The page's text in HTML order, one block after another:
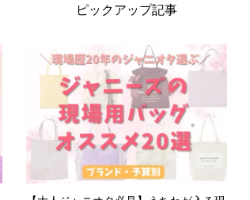
ピックアップ記事